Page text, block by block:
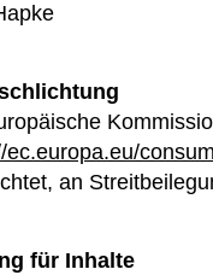
ec.europa.eu/
an
für Inhalte